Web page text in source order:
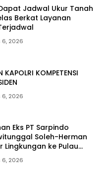
Jadwal Ukur Tanah
Berkat Layanan
6, 2026
KAPOLRI KOMPETENSI
6, 2026
Eks PT Sarpindo
Soleh-Herman
Lingkungan ke Pulau
6, 2026